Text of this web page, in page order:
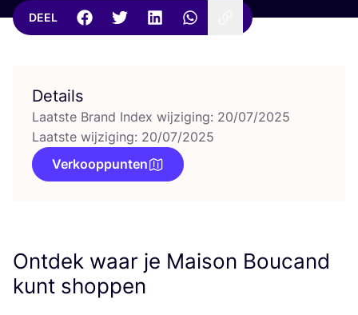
DEEL
Details
Laatste Brand Index wijziging: 20/07/2025
Laatste wijziging: 20/07/2025
Verkooppunten
Ontdek waar je Maison Boucand
kunt shoppen